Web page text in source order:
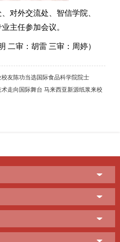
对外交流处、智信学院、
主任参加会议。
二审：胡雷 三审：周婷）
校友陈功当选国际食品科学院院士
走向国际舞台 马来西亚新源纸浆来校